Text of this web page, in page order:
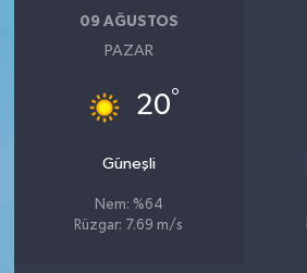
09 AĞUSTOS
PAZAR
20°
Güneşli
Nem: %64
Rüzgar: 7.69 m/s